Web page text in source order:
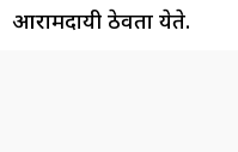
आरामदायी ठेवता येते.